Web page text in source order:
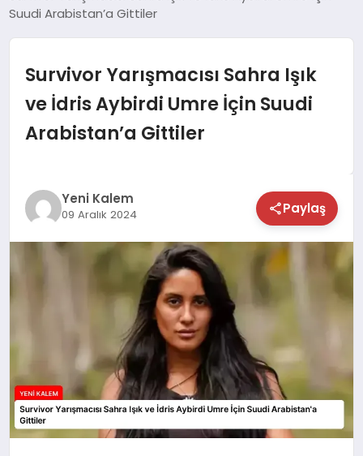
SPOR
EKONOMİ
YAŞAM
SAĞLIK
Suudi Arabistan’a Gittiler
Survivor Yarışmacısı Sahra Işık
ve İdris Aybirdi Umre İçin Suudi
Arabistan’a Gittiler
Yeni Kalem
09 Aralık 2024 Paylaş